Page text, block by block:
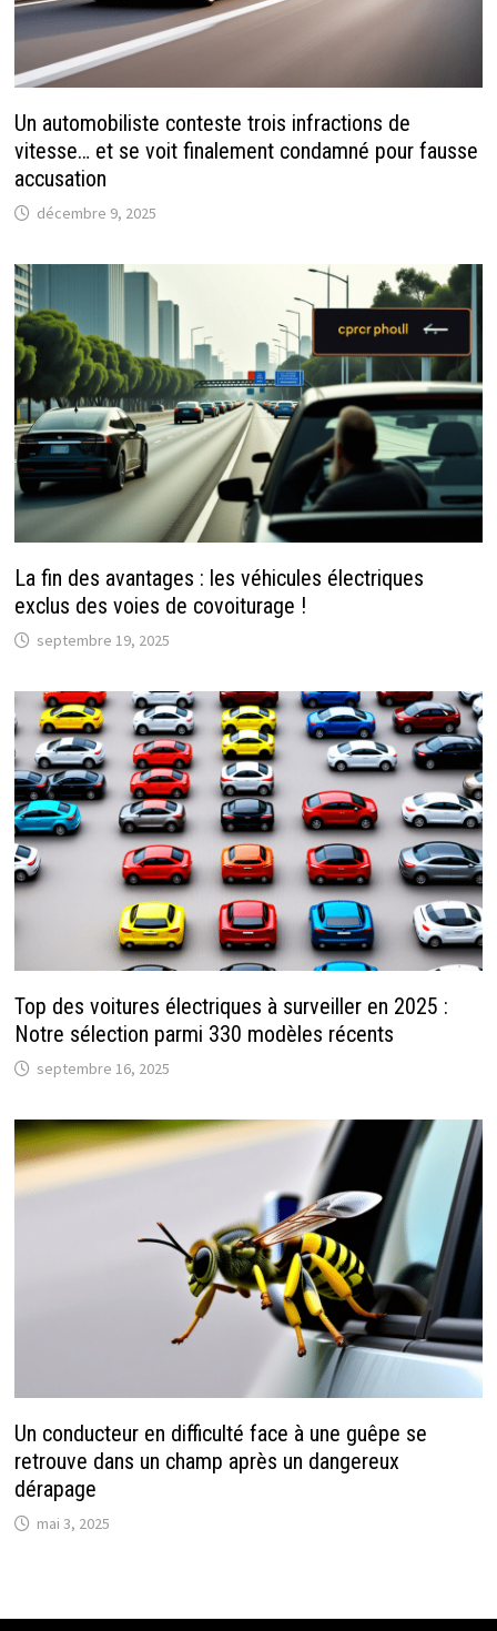
Un automobiliste conteste trois infractions de
vitesse… et se voit finalement condamné pour fausse
accusation
décembre 9, 2025
La fin des avantages : les véhicules électriques
exclus des voies de covoiturage !
septembre 19, 2025
Top des voitures électriques à surveiller en 2025 :
Notre sélection parmi 330 modèles récents
septembre 16, 2025
Un conducteur en difficulté face à une guêpe se
retrouve dans un champ après un dangereux
dérapage
mai 3, 2025